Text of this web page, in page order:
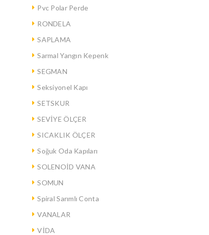
Pvc Polar Perde
RONDELA
SAPLAMA
Sarmal Yangın Kepenk
SEGMAN
Seksiyonel Kapı
SETSKUR
SEVİYE ÖLÇER
SICAKLIK ÖLÇER
Soğuk Oda Kapıları
SOLENOİD VANA
SOMUN
Spiral Sarımlı Conta
VANALAR
VİDA